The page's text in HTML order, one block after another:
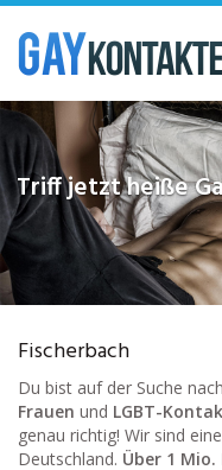
Skip
main
content
Triff jetzt heiße
Fischerbach
Du bist auf der Suche nach
Frauen und LGBT-
genau richtig! Wir sind
Deutschland. Über 1